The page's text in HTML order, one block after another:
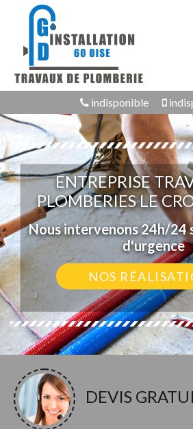
indisponible
ENTREPRISE
PLOMBERIES LE
Nous intervenons 24h/24
d'urgence
NOS
DEVIS